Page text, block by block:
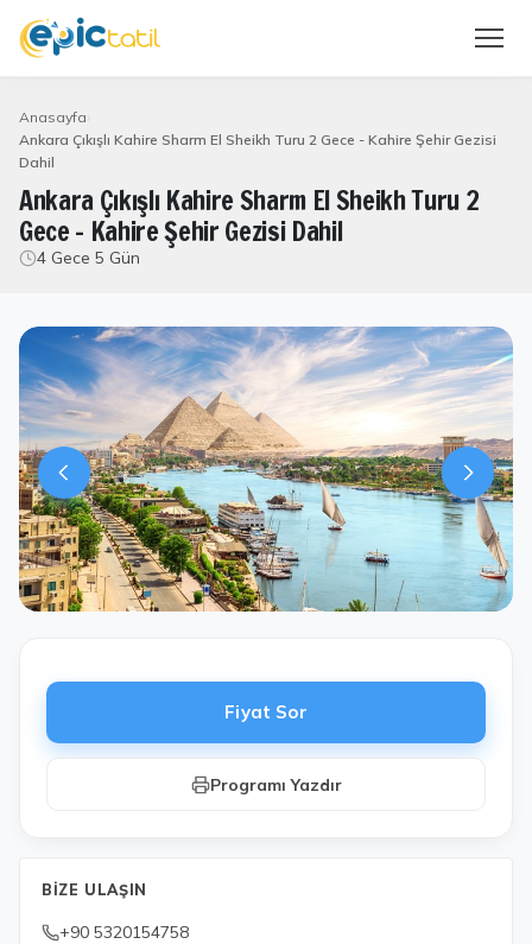
Anasayfa
Ankara Çıkışlı Kahire Sharm El Sheikh Turu 2 Gece - Kahire Şehir Gezisi
Dahil
Ankara Çıkışlı Kahire Sharm El Sheikh Turu 2
Gece - Kahire Şehir Gezisi Dahil
4 Gece 5 Gün
Fiyat Sor
Programı Yazdır
BIZE ULAŞIN
+90 5320154758